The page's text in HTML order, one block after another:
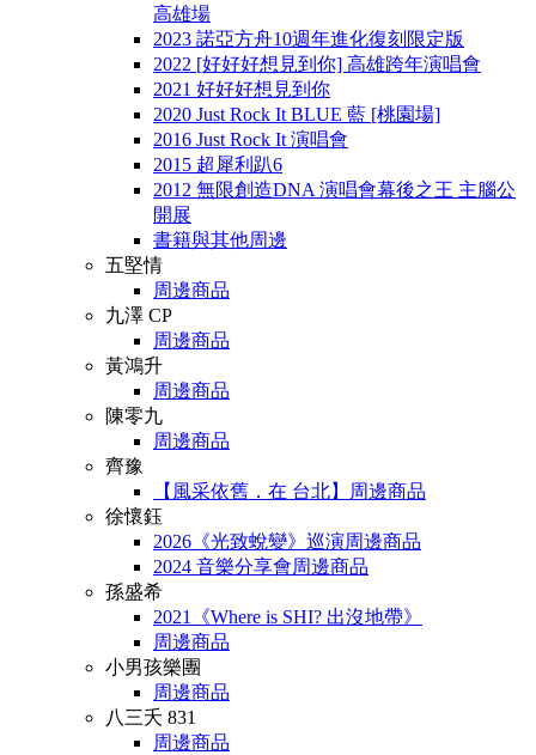
高雄場
2023 諾亞方舟10週年進化復刻限定版
2022 [好好好想見到你] 高雄跨年演唱會
2021 好好好想見到你
2020 Just Rock It BLUE 藍 [桃園場]
2016 Just Rock It 演唱會
2015 超犀利趴6
2012 無限創造DNA 演唱會幕後之王 主腦公
開展
書籍與其他周邊
五堅情
周邊商品
九澤 CP
周邊商品
黃鴻升
周邊商品
陳零九
周邊商品
齊豫
【風采依舊．在 台北】周邊商品
徐懷鈺
2026《光致蛻變》巡演周邊商品
2024 音樂分享會周邊商品
孫盛希
2021《Where is SHI? 出沒地帶》
周邊商品
小男孩樂團
周邊商品
八三夭 831
周邊商品